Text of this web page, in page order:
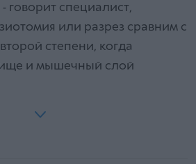
говорит специалист,
или разрез сравним с
степени, когда
и мышечный слой